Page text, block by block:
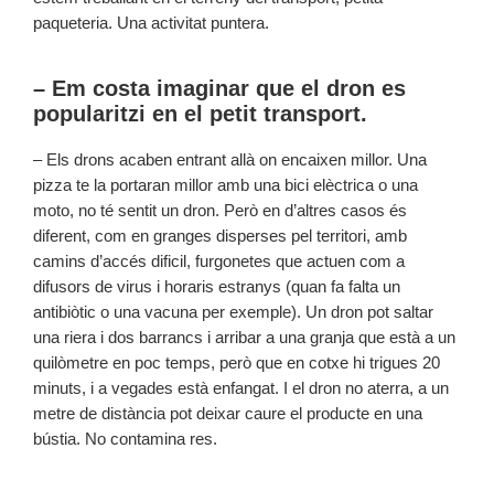
paqueteria. Una activitat puntera.
– Em costa imaginar que el dron es
popularitzi en el petit transport.
– Els drons acaben entrant allà on encaixen millor. Una
pizza te la portaran millor amb una bici elèctrica o una
moto, no té sentit un dron. Però en d’altres casos és
diferent, com en granges disperses pel territori, amb
camins d’accés dificil, furgonetes que actuen com a
difusors de virus i horaris estranys (quan fa falta un
antibiòtic o una vacuna per exemple). Un dron pot saltar
una riera i dos barrancs i arribar a una granja que està a un
quilòmetre en poc temps, però que en cotxe hi trigues 20
minuts, i a vegades està enfangat. I el dron no aterra, a un
metre de distància pot deixar caure el producte en una
bústia. No contamina res.